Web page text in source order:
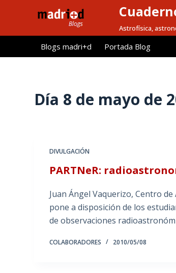
l
Astrofísica,
Blogs madri+d Portada Blog
Día 8 de mayo de
DIVULGACIÓN
PARTNeR:
Juan Ángel Vaquerizo, Centro
pone a disposición de los
de observaciones
COLABORADORES 2010/05/08